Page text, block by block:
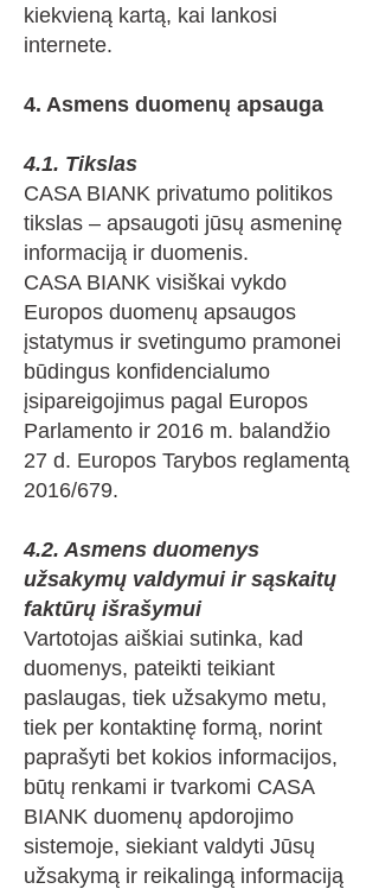
kiekvieną kartą, kai lankosi
internete.
4. Asmens duomenų apsauga
4.1. Tikslas
CASA BIANK privatumo politikos
tikslas – apsaugoti jūsų asmeninę
informaciją ir duomenis.
CASA BIANK visiškai vykdo
Europos duomenų apsaugos
įstatymus ir svetingumo pramonei
būdingus konfidencialumo
įsipareigojimus pagal Europos
Parlamento ir 2016 m. balandžio
27 d. Europos Tarybos reglamentą
2016/679.
4.2. Asmens duomenys
užsakymų valdymui ir sąskaitų
faktūrų išrašymui
Vartotojas aiškiai sutinka, kad
duomenys, pateikti teikiant
paslaugas, tiek užsakymo metu,
tiek per kontaktinę formą, norint
paprašyti bet kokios informacijos,
būtų renkami ir tvarkomi CASA
BIANK duomenų apdorojimo
sistemoje, siekiant valdyti Jūsų
užsakymą ir reikalingą informaciją